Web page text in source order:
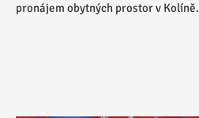
pronájem obytných prostor v Kolíně.